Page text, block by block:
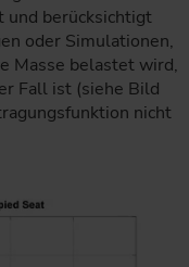
und berücksichtigt
oder Simulationen,
Masse belastet wird,
Fall ist (siehe Bild
nicht